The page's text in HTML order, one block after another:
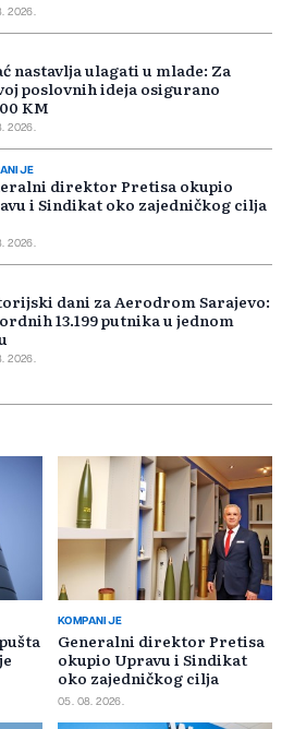
2026.
nastavlja ulagati u mlade: Za
poslovnih ideja osigurano
KM
2026.
direktor Pretisa okupio
i Sindikat oko zajedničkog cilja
2026.
dani za Aerodrom Sarajevo:
13.199 putnika u jednom
2026.
KOMPANIJE
Generalni direktor Pretisa
okupio Upravu i Sindikat
oko zajedničkog cilja
05. 08. 2026.